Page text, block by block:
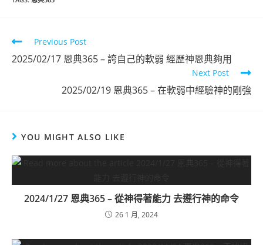
Read
articles
Previous Post
2025/02/17 恩典365 – 誇自己的軟弱 經歷神恩典夠用
Next Post
2025/02/19 恩典365 – 在軟弱中經驗神的剛強
YOU MIGHT ALSO LIKE
2024/1/27 恩典365 – 從神得著能力 去遵行神的命令
26 1 月, 2024